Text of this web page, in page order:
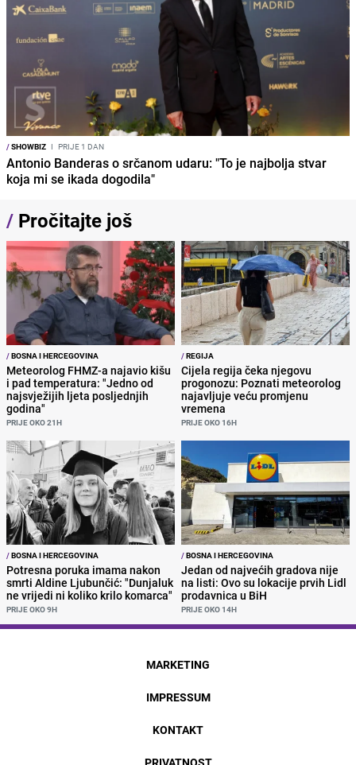
/SHOWBIZ I PRIJE 1 DAN
Antonio Banderas o srčanom udaru: "To je najbolja stvar
koja mi se ikada dogodila"
/ Pročitajte još
/BOSNA I HERCEGOVINA
Meteorolog FHMZ-a najavio kišu
i pad temperatura: "Jedno od
najsvježijih ljeta posljednjih
godina"
PRIJE OKO 21H
/REGIJA
Cijela regija čeka njegovu
progonozu: Poznati meteorolog
najavljuje veću promjenu
vremena
PRIJE OKO 16H
/BOSNA I HERCEGOVINA
Potresna poruka imama nakon
smrti Aldine Ljubunčić: "Dunjaluk
ne vrijedi ni koliko krilo komarca"
PRIJE OKO 9H
/BOSNA I HERCEGOVINA
Jedan od najvećih gradova nije
na listi: Ovo su lokacije prvih Lidl
prodavnica u BiH
PRIJE OKO 14H
MARKETING
IMPRESSUM
KONTAKT